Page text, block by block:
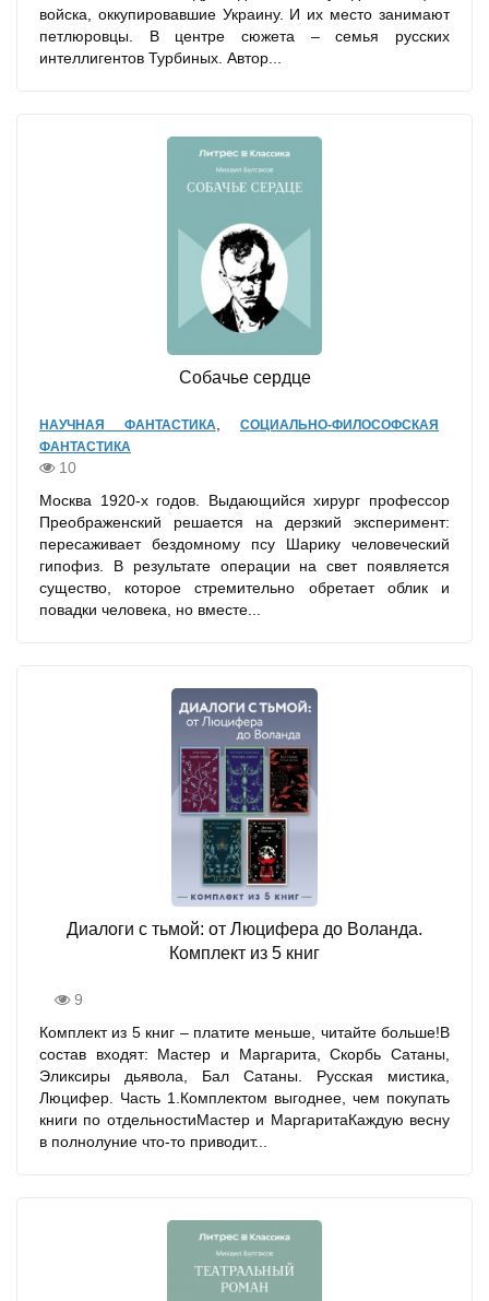
войска, оккупировавшие Украину. И их место занимают
петлюровцы. В центре сюжета – семья русских
интеллигентов Турбиных. Автор...
Собачье сердце
НАУЧНАЯ ФАНТАСТИКА
СОЦИАЛЬНО-ФИЛОСОФСКАЯ
ФАНТАСТИКА
10
Москва 1920-х годов. Выдающийся хирург профессор
Преображенский решается на дерзкий эксперимент:
пересаживает бездомному псу Шарику человеческий
гипофиз. В результате операции на свет появляется
существо, которое стремительно обретает облик и
повадки человека, но вместе...
Диалоги с тьмой: от Люцифера до Воланда.
Комплект из 5 книг
9
Комплект из 5 книг – платите меньше, читайте больше!В
состав входят: Мастер и Маргарита, Скорбь Сатаны,
Эликсиры дьявола, Бал Сатаны. Русская мистика,
Люцифер. Часть 1.Комплектом выгоднее, чем покупать
книги по отдельностиМастер и МаргаритаКаждую весну
в полнолуние что-то приводит...